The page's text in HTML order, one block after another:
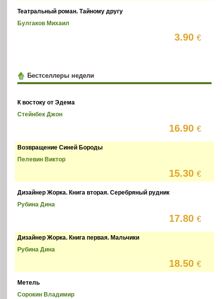
Театральный роман. Тайному другу
Булгаков Михаил
3.90€
Бестселлеры недели
К востоку от Эдема
Стейнбек Джон
16.90€
Возвращение Синей Бороды
Пелевин Виктор
15.30€
Дизайнер Жорка. Книга вторая. Серебряный рудник
Рубина Дина
17.80€
Дизайнер Жорка. Книга первая. Мальчики
Рубина Дина
18.50€
Метель
Сорокин Владимир